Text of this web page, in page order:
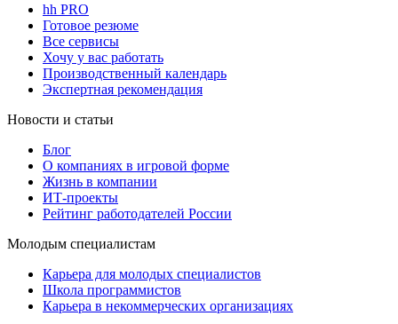
hh PRO
Готовое резюме
Все сервисы
Хочу у вас работать
Производственный календарь
Экспертная рекомендация
Новости и статьи
Блог
О компаниях в игровой форме
Жизнь в компании
ИТ-проекты
Рейтинг работодателей России
Молодым специалистам
Карьера для молодых специалистов
Школа программистов
Карьера в некоммерческих организациях